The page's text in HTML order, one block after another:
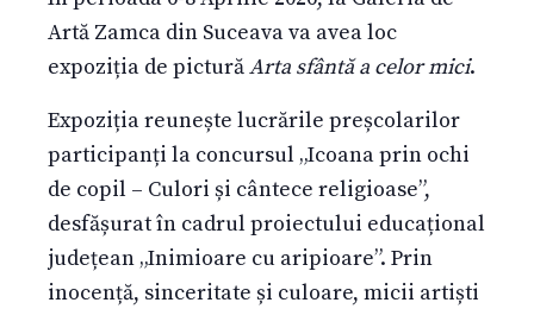
Artă Zamca din Suceava va avea loc
expoziția de picturăArta sfântă a celor mici.
Expoziția reunește lucrările preșcolarilor
participanți la concursul „Icoana prin ochi
de copil – Culori și cântece religioase”,
desfășurat în cadrul proiectului educațional
județean „Inimioare cu aripioare”. Prin
inocență, sinceritate și culoare, micii artiști